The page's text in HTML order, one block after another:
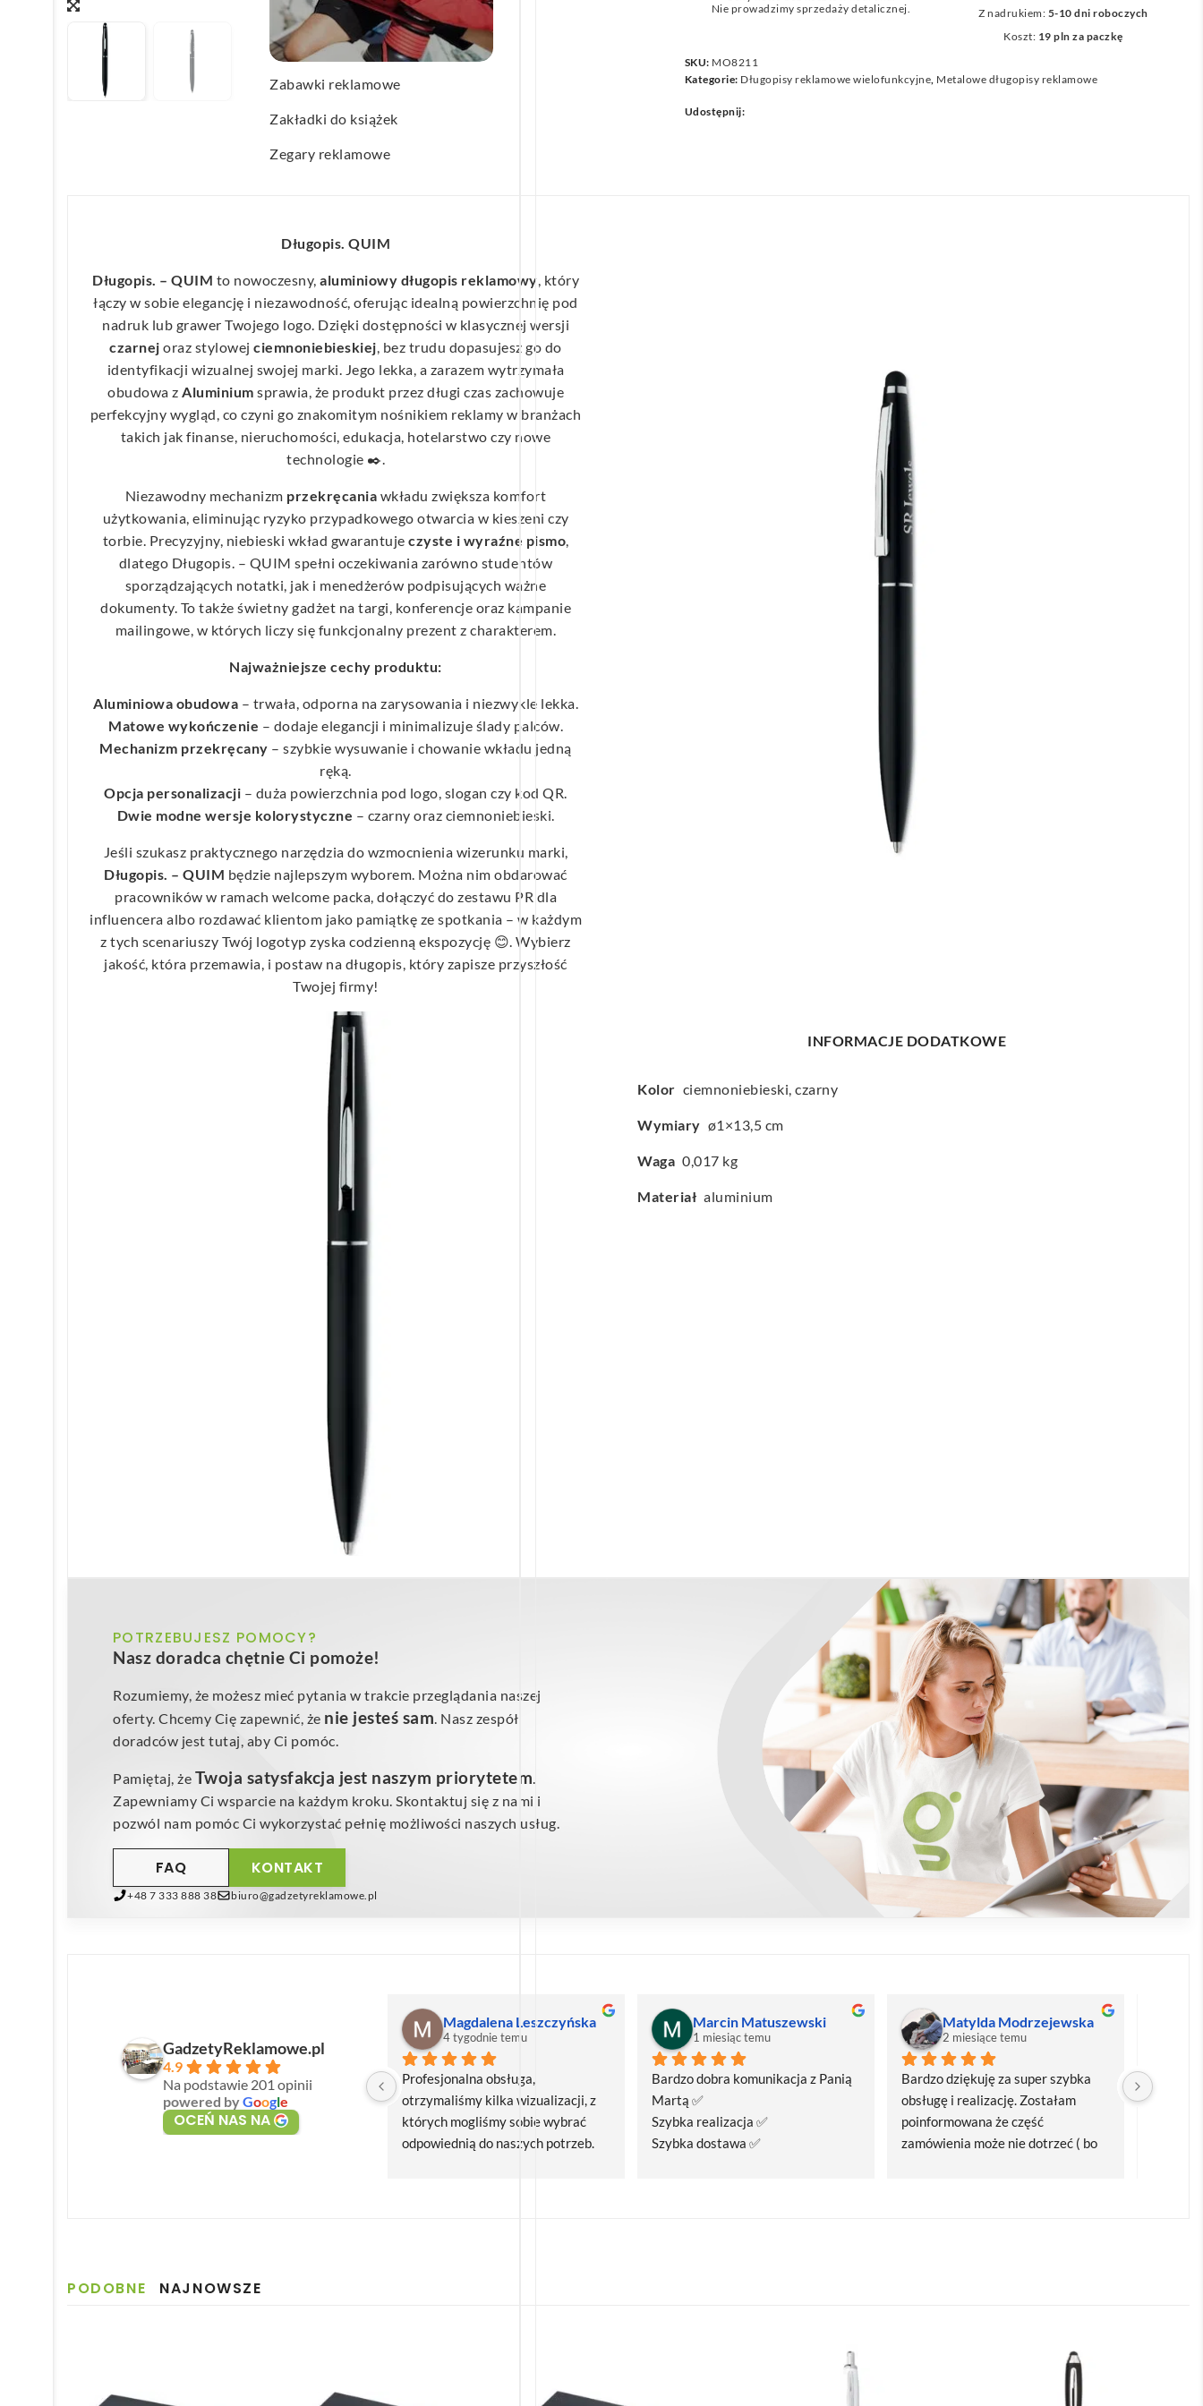
Wachlarze reklamowe
Wagi kuchenne
Zabawki reklamowe
Zakładki do książek
Zegary reklamowe
Nie prowadzimy sprzedaży detalicznej.
Z nadrukiem: 5-10 dni roboczych
Koszt: 19 pln za paczkę
SKU: MO8211
Kategorie: Długopisy reklamowe wielofunkcyjne Metalowe długopisy reklamowe
Udostępnij:
Długopis. QUIM
Długopis. – QUIM to nowoczesny, aluminiowy długopis reklamowy, który
łączy w sobie elegancję i niezawodność, oferując idealną powierzchnię pod
nadruk lub grawer Twojego logo. Dzięki dostępności w klasycznej wersji
czarnej oraz stylowejciemnoniebieskiej, bez trudu dopasujesz go do
identyfikacji wizualnej swojej marki. Jego lekka, a zarazem wytrzymała
obudowa z Aluminium sprawia, że produkt przez długi czas zachowuje
perfekcyjny wygląd, co czyni go znakomitym nośnikiem reklamy w branżach
takich jak finanse, nieruchomości, edukacja, hotelarstwo czy nowe
technologie ✒️.
Niezawodny mechanizm przekręcania wkładu zwiększa komfort
użytkowania, eliminując ryzyko przypadkowego otwarcia w kieszeni czy
torbie. Precyzyjny, niebieski wkład gwarantuje czyste i wyraźne pismo,
dlatego Długopis. – QUIM spełni oczekiwania zarówno studentów
sporządzających notatki, jak i menedżerów podpisujących ważne
dokumenty. To także świetny gadżet na targi, konferencje oraz kampanie
mailingowe, w których liczy się funkcjonalny prezent z charakterem.
Najważniejsze cechy produktu:
Aluminiowa obudowa – trwała, odporna na zarysowania i niezwykle lekka.
Matowe wykończenie – dodaje elegancji i minimalizuje ślady palców.
Mechanizm przekręcany – szybkie wysuwanie i chowanie wkładu jedną
ręką.
Opcja personalizacji – duża powierzchnia pod logo, slogan czy kod QR.
Dwie modne wersje kolorystyczne – czarny oraz ciemnoniebieski.
Jeśli szukasz praktycznego narzędzia do wzmocnienia wizerunku marki,
Długopis. – QUIM będzie najlepszym wyborem. Można nim obdarować
pracowników w ramach welcome packa, dołączyć do zestawu PR dla
influencera albo rozdawać klientom jako pamiątkę ze spotkania – w każdym
z tych scenariuszy Twój logotyp zyska codzienną ekspozycję 😊. Wybierz
jakość, która przemawia, i postaw na długopis, który zapisze przyszłość
Twojej firmy!
INFORMACJE DODATKOWE
Kolor ciemnoniebieski, czarny
Wymiary ø1×13,5 cm
Waga 0,017 kg
Materiał aluminium
POTRZEBUJESZ POMOCY?
Nasz doradca chętnie Ci pomoże!
Rozumiemy, że możesz mieć pytania w trakcie przeglądania naszej
oferty. Chcemy Cię zapewnić, że nie jesteś sam. Nasz zespół
doradców jest tutaj, aby Ci pomóc.
Pamiętaj, że Twoja satysfakcja jest naszym priorytetem.
Zapewniamy Ci wsparcie na każdym kroku. Skontaktuj się z nami i
pozwól nam pomóc Ci wykorzystać pełnię możliwości naszych usług.
KONTAKT
FAQ
+48 7 333 888 38 biuro@gadzetyreklamowe.pl
GadzetyReklamowe.pl
4.9
Na podstawie 201 opinii
powered byGoogle
OCEŃ NAS NA
Magdalena Leszczyńska
4 tygodnie temu
Profesjonalna obsługa,
otrzymaliśmy kilka wizualizacji, z
których mogliśmy sobie wybrać
odpowiednią do naszych potrzeb.
Marcin Matuszewski
1 miesiąc temu
Bardzo dobra komunikacja z Panią
Martą ✅
Szybka realizacja ✅
Szybka dostawa ✅
Matylda Modrzejewska
2 miesiące temu
Bardzo dziękuję za super szybka
obsługę i realizację. Zostałam
poinformowana że część
zamówienia może nie dotrzeć ( bo
Bardzo
PODOBNE NAJNOWSZE